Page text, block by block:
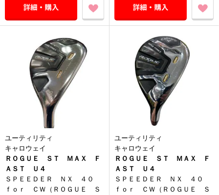
ユーティリティ
キャロウェイ
ＲＯＧＵＥ ＳＴ ＭＡＸ Ｆ
ＡＳＴ Ｕ４
ＳＰＥＥＤＥＲ ＮＸ ４０
ｆｏｒ ＣＷ（ＲＯＧＵＥ Ｓ
ユーティリティ
キャロウェイ
ＲＯＧＵＥ ＳＴ ＭＡＸ Ｆ
ＡＳＴ Ｕ４
ＳＰＥＥＤＥＲ ＮＸ ４０
ｆｏｒ ＣＷ（ＲＯＧＵＥ Ｓ